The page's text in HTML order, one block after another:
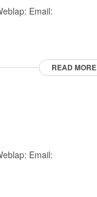
Email:
READ MORE
Email: